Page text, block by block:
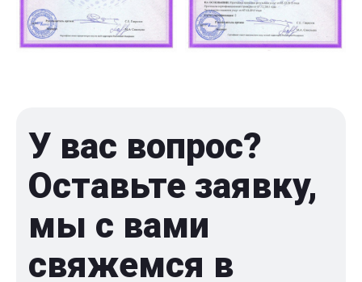
У вас вопрос?
Оставьте заявку,
мы с вами
свяжемся в